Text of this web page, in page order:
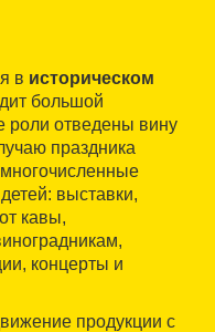
в историческом
большой
роли отведены вину
праздника
выставки,
кавы,
концерты и
продукции с